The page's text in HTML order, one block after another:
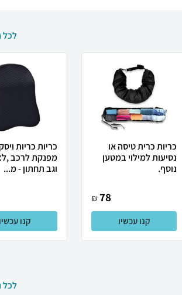
לכל
כריות כרית טיסה או
נסיעות למילוי במטען
נוסף.
78
₪
קנו עכשיו
כריות כריות
מפנקת לרכב
וגב תחתון - מ...
קנו עכשיו
לכל